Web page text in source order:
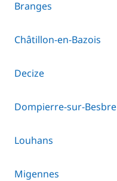
Branges
Châtillon-en-Bazois
Decize
Dompierre-sur-Besbre
Louhans
Migennes